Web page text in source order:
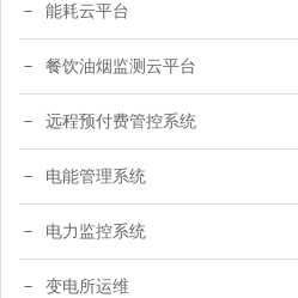
能耗云平台
餐饮油烟监测云平台
远程预付费管控系统
电能管理系统
电力监控系统
变电所运维